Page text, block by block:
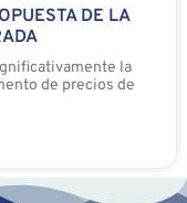
DE LA
la
de precios de